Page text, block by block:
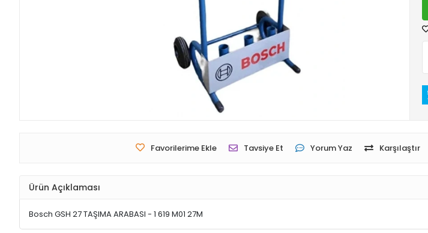
Favorilerime Ekle Tavsiye Et Yorum Yaz Karşılaştır
Ürün Açıklaması
Bosch GSH 27 TAŞIMA ARABASI - 1 619 M01 27M